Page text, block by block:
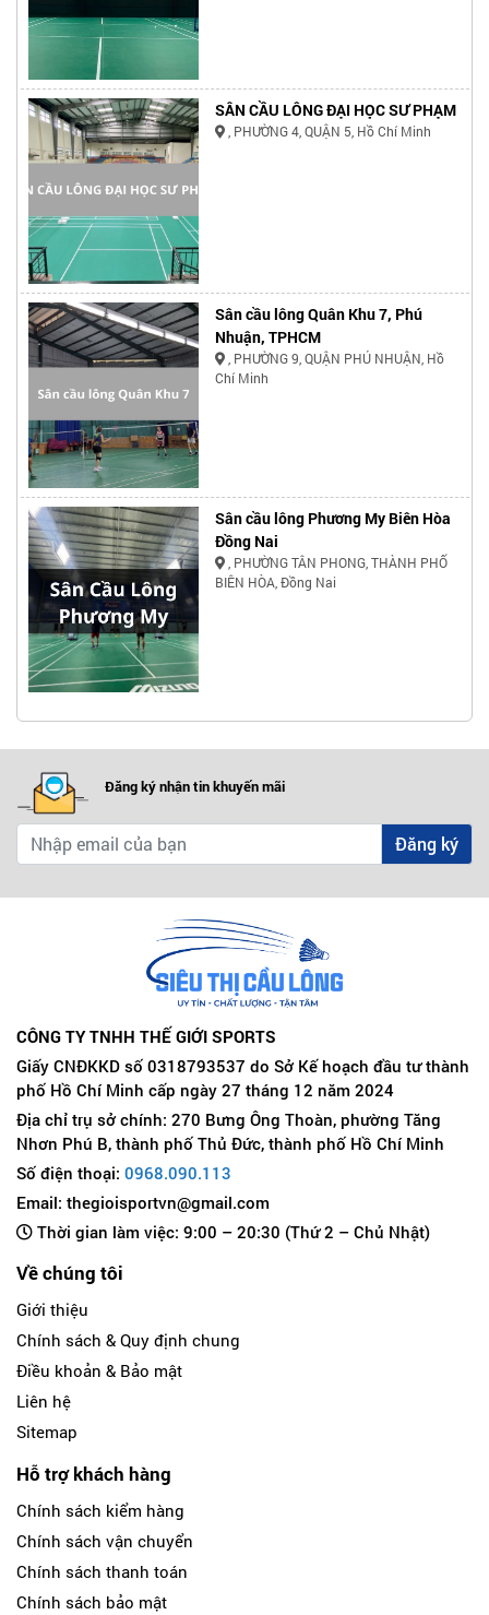
SÂN CẦU LÔNG ĐẠI HỌC SƯ PHẠM
, PHƯỜNG 4, QUẬN 5, Hồ Chí Minh
Sân cầu lông Quân Khu 7, Phú
Nhuận, TPHCM
, PHƯỜNG 9, QUẬN PHÚ NHUẬN, Hồ
Chí Minh
Sân cầu lông Phương My Biên Hòa
Đồng Nai
, PHƯỜNG TÂN PHONG, THÀNH PHỐ
BIÊN HÒA, Đồng Nai
Đăng ký nhận tin khuyến mãi
Đăng ký
CÔNG TY TNHH THẾ GIỚI SPORTS
Giấy CNĐKKD số 0318793537 do Sở Kế hoạch đầu tư thành
phố Hồ Chí Minh cấp ngày 27 tháng 12 năm 2024
Địa chỉ trụ sở chính: 270 Bưng Ông Thoàn, phường Tăng
Nhơn Phú B, thành phố Thủ Đức, thành phố Hồ Chí Minh
Số điện thoại: 0968.090.113
Email: thegioisportvn@gmail.com
Thời gian làm việc: 9:00 – 20:30 (Thứ 2 – Chủ Nhật)
Về chúng tôi
Giới thiệu
Chính sách & Quy định chung
Điều khoản & Bảo mật
Liên hệ
Sitemap
Hỗ trợ khách hàng
Chính sách kiểm hàng
Chính sách vận chuyển
Chính sách thanh toán
Chính sách bảo mật